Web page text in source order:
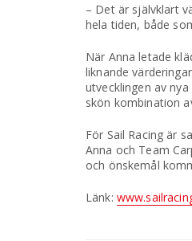
– Det är självklart
hela tiden, både
När Anna letade
liknande
utvecklingen av
skön kombination
För Sail Racing är
Anna och Team
och önskemål
Länk: